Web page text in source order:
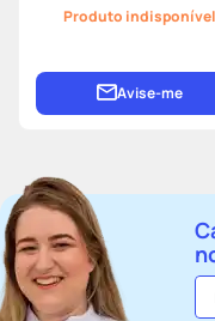
Produto indisponível
Avise-me